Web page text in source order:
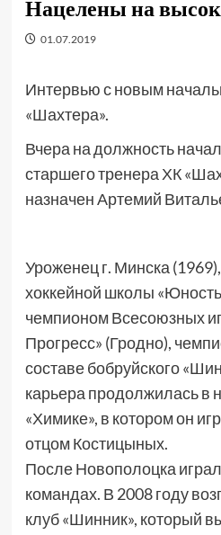
Нацелены на
01.07.2019
Интервью с новым
«Шахтера».
Вчера на должность
старшего тренера ХК
назначен Артемий
Уроженец г. Минска
хоккейной школы
чемпионом Всесоюзных
Прогресс» (Гродно),
составе бобруйского
карьера продолжилась в
«Химике», в котором он
отцом Костицыных.
После Новополоцка
командах. В 2008 году
клуб «Шинник», который